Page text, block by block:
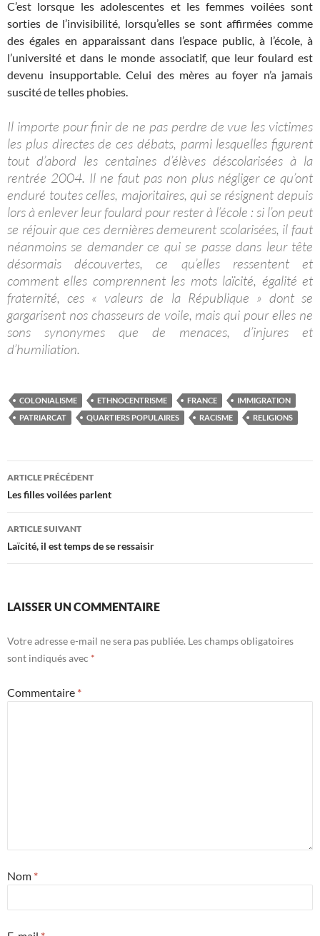
C’est lorsque les adolescentes et les femmes voilées sont
sorties de l’invisibilité, lorsqu’elles se sont affirmées comme
des égales en apparaissant dans l’espace public, à l’école, à
l’université et dans le monde associatif, que leur foulard est
devenu insupportable. Celui des mères au foyer n’a jamais
suscité de telles phobies.
Il importe pour finir de ne pas perdre de vue les victimes
les plus directes de ces débats, parmi lesquelles figurent
tout d’abord les centaines d’élèves déscolarisées à la
rentrée 2004. Il ne faut pas non plus négliger ce qu’ont
enduré toutes celles, majoritaires, qui se résignent depuis
lors à enlever leur foulard pour rester à l’école : si l’on peut
se réjouir que ces dernières demeurent scolarisées, il faut
néanmoins se demander ce qui se passe dans leur tête
désormais découvertes, ce qu’elles ressentent et
comment elles comprennent les mots laïcité, égalité et
fraternité, ces « valeurs de la République » dont se
gargarisent nos chasseurs de voile, mais qui pour elles ne
sons synonymes que de menaces, d’injures et
d’humiliation.
COLONIALISME ETHNOCENTRISME FRANCE
IMMIGRATION
PATRIARCAT
QUARTIERS POPULAIRES RACISME RELIGIONS
Navigation
des
articles
ARTICLE PRÉCÉDENT
Les filles voilées parlent
ARTICLE SUIVANT
Laïcité, il est temps de se ressaisir
LAISSER UN COMMENTAIRE
Votre adresse e-mail ne sera pas publiée. Les champs obligatoires
sont indiqués avec *
Commentaire *
Nom *